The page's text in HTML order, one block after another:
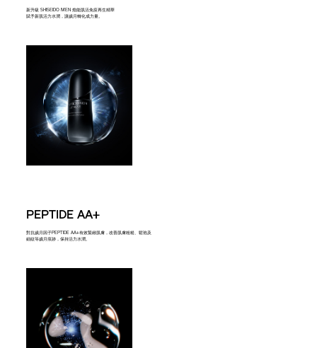
新升級 SHISEIDO MEN 煥能肌活免疫再生精華
賦予新肌活力水潤，讓歲月轉化成力量。
PEPTIDE AA+
對抗歲月因子PEPTIDE AA+有效緊緻肌膚，改善肌膚粗糙、鬆弛及
細紋等歲月痕跡，保持活力水潤。